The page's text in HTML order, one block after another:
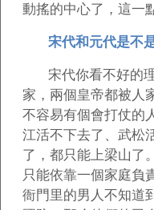
動搖的中心了，這一
宋代和元代是不
宋代你看不好的
家，兩個皇帝都被人
不容易有個會打仗的
江活不下去了、武松
了，都只能上梁山了
只能依靠一個家庭負
衙門里的男人不知道